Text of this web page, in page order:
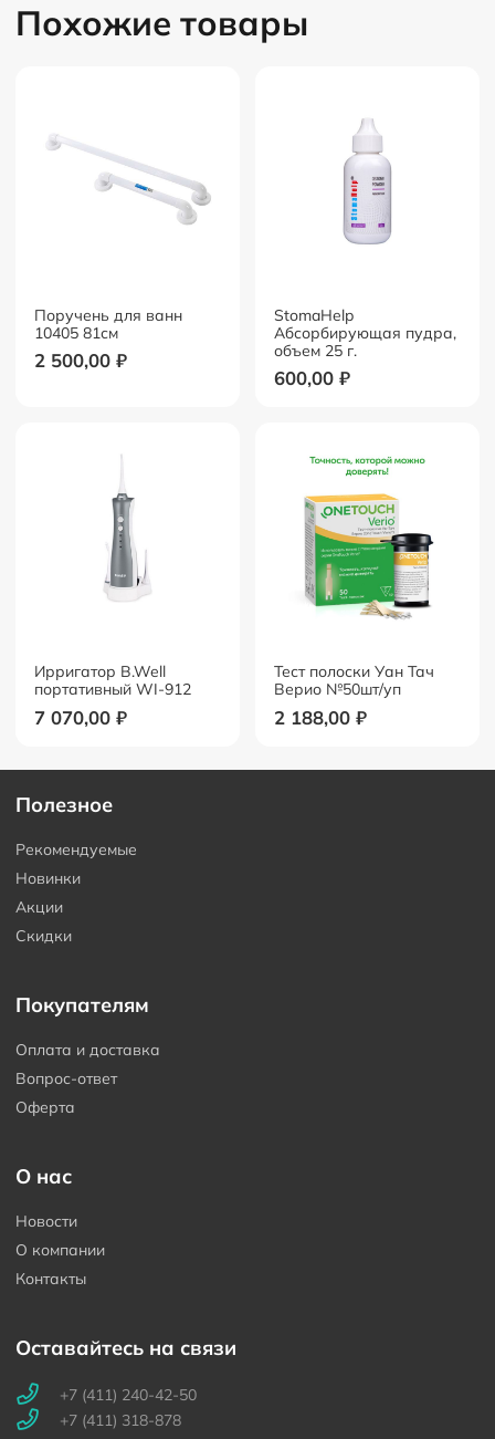
Похожие товары
Поручень для ванн
10405 81см
2 500,00 ₽
StomaHelp
Абсорбирующая пудра,
объем 25 г.
600,00 ₽
Ирригатор B.Well
портативный WI-912
7 070,00 ₽
Тест полоски Уан Тач
Верио №50шт/уп
2 188,00 ₽
Полезное
Рекомендуемые
Новинки
Акции
Скидки
Покупателям
Оплата и доставка
Вопрос-ответ
Оферта
О нас
Новости
О компании
Контакты
Оставайтесь на связи
+7 (411) 240-42-50
+7 (411) 318-878